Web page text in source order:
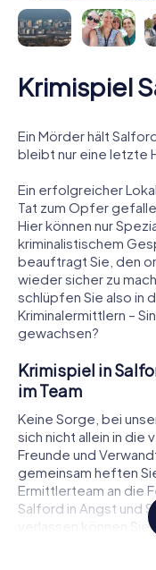
Krimispiel
Ein Mörder hält
bleibt nur eine letzte
Ein erfolgreicher
Tat zum Opfer
Hier können nur
kriminalistischem
beauftragt Sie, den
wieder sicher zu
schlüpfen Sie also in
Kriminalermittlern –
gewachsen?
Krimispiel in
im Team
Keine Sorge, bei
sich nicht allein in die
Freunde und
gemeinsam heften
Ermittlerteam an die
Salford in Angst und
verlassen können
Ermittlerutensil, Ihr